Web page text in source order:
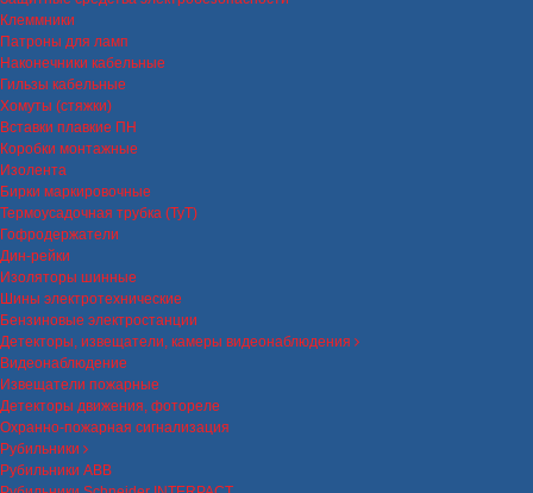
Клеммники
Патроны для ламп
Наконечники кабельные
Гильзы кабельные
Хомуты (стяжки)
Вставки плавкие ПН
Коробки монтажные
Изолента
Бирки маркировочные
Термоусадочная трубка (ТуТ)
Гофродержатели
Дин-рейки
Изоляторы шинные
Шины электротехнические
Бензиновые электростанции
Детекторы, извещатели, камеры видеонаблюдения
Видеонаблюдение
Извещатели пожарные
Детекторы движения, фотореле
Охранно-пожарная сигнализация
Рубильники
Рубильники ABB